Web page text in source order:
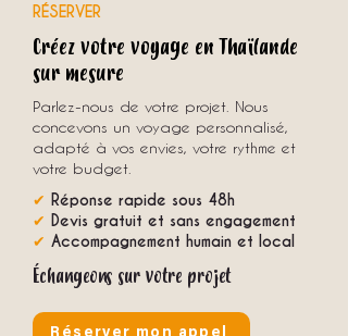
RÉSERVER
Créez votre voyage en Thaïlande
sur mesure
Parlez-nous de votre projet. Nous
concevons un voyage personnalisé,
adapté à vos envies, votre rythme et
votre budget.
✔ Réponse rapide sous 48h
✔ Devis gratuit et sans engagement
✔ Accompagnement humain et local
Échangeons sur votre projet